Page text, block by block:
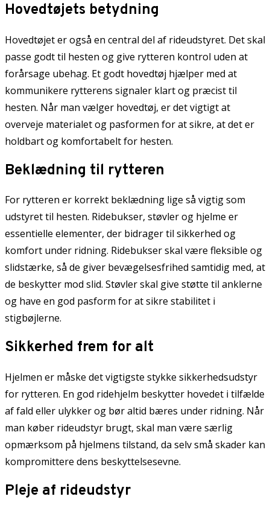
Hovedtøjets betydning
Hovedtøjet er også en central del af rideudstyret. Det skal
passe godt til hesten og give rytteren kontrol uden at
forårsage ubehag. Et godt hovedtøj hjælper med at
kommunikere rytterens signaler klart og præcist til
hesten. Når man vælger hovedtøj, er det vigtigt at
overveje materialet og pasformen for at sikre, at det er
holdbart og komfortabelt for hesten.
Beklædning til rytteren
For rytteren er korrekt beklædning lige så vigtig som
udstyret til hesten. Ridebukser, støvler og hjelme er
essentielle elementer, der bidrager til sikkerhed og
komfort under ridning. Ridebukser skal være fleksible og
slidstærke, så de giver bevægelsesfrihed samtidig med, at
de beskytter mod slid. Støvler skal give støtte til anklerne
og have en god pasform for at sikre stabilitet i
stigbøjlerne.
Sikkerhed frem for alt
Hjelmen er måske det vigtigste stykke sikkerhedsudstyr
for rytteren. En god ridehjelm beskytter hovedet i tilfælde
af fald eller ulykker og bør altid bæres under ridning. Når
man køber rideudstyr brugt, skal man være særlig
opmærksom på hjelmens tilstand, da selv små skader kan
kompromittere dens beskyttelsesevne.
Pleje af rideudstyr